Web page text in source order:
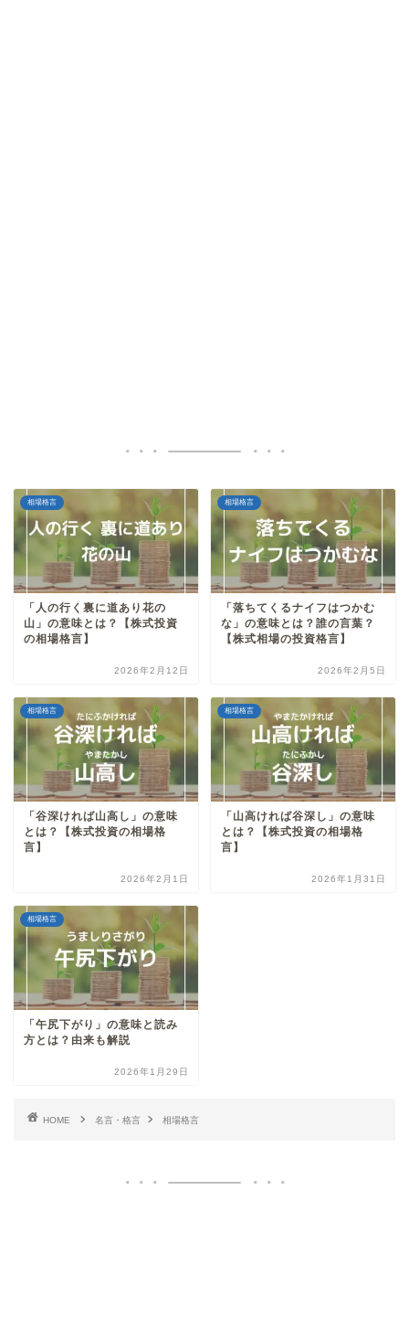
相場格言
「人の行く裏に道あり花の
山」の意味とは？【株式投資
の相場格言】
2026年2月12日
相場格言
「落ちてくるナイフはつかむ
な」の意味とは？誰の言葉？
【株式相場の投資格言】
2026年2月5日
相場格言
「谷深ければ山高し」の意味
とは？【株式投資の相場格
言】
2026年2月1日
相場格言
「山高ければ谷深し」の意味
とは？【株式投資の相場格
言】
2026年1月31日
相場格言
「午尻下がり」の意味と読み
方とは？由来も解説
2026年1月29日
HOME 名言・格言 相場格言